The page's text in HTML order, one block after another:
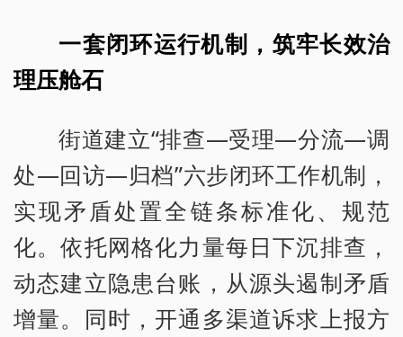
一套闭环运行机制，筑牢长效治
理压舱石
街道建立“排查—受理—分流—调
处—回访—归档”六步闭环工作机制，
实现矛盾处置全链条标准化、规范
化。依托网格化力量每日下沉排查，
动态建立隐患台账，从源头遏制矛盾
增量。同时，开通多渠道诉求上报方